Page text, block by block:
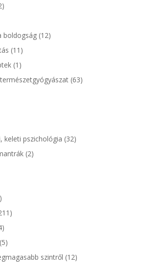
boldogság(12)
(11)
(1)
(63)
keleti pszichológia (32)
(2)
szintről (12)